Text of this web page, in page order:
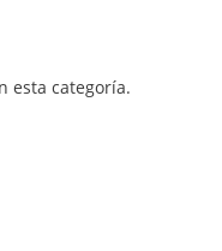
esta categoría.